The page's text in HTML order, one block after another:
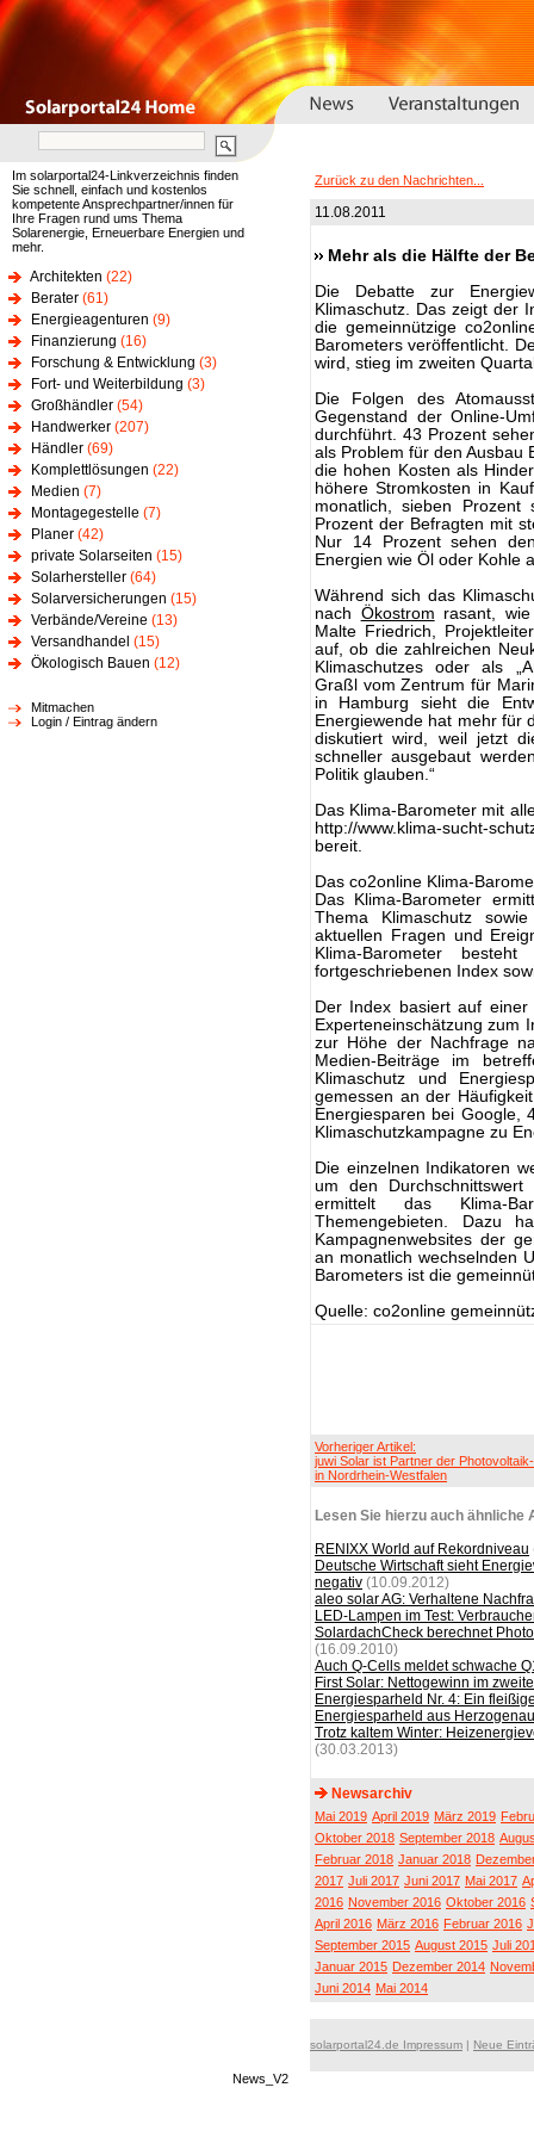
Im solarportal24-Linkverzeichnis finden
Sie schnell, einfach und kostenlos
kompetente Ansprechpartner/innen für
Ihre Fragen rund ums Thema
Solarenergie, Erneuerbare Energien und
mehr.
Architekten (22)
Berater (61)
Energieagenturen (9)
Finanzierung (16)
Forschung & Entwicklung (3)
Fort- und Weiterbildung (3)
Großhändler (54)
Handwerker (207)
Händler (69)
Komplettlösungen (22)
Medien (7)
Montagegestelle (7)
Planer (42)
private Solarseiten (15)
Solarhersteller (64)
Solarversicherungen (15)
Verbände/Vereine (13)
Versandhandel (15)
Ökologisch Bauen (12)
Mitmachen
Login / Eintrag ändern
Zurück zu den Nachrichten...
11.08.2011
Mehr als die Hälfte der
Die Debatte zur
Klimaschutz. Das zeigt der
die gemeinnützige
Barometers veröffentlicht.
wird, stieg im zweiten
Die Folgen des
Gegenstand der Online-
durchführt. 43 Prozent
als Problem für den Ausbau
die hohen Kosten als
höhere Stromkosten in
monatlich, sieben
Prozent der Befragten mit
Nur 14 Prozent sehen
Energien wie Öl oder Kohle
Während sich das
nach Ökostrom rasant,
Malte Friedrich,
auf, ob die zahlreichen
Klimaschutzes oder als
Graßl vom Zentrum für
in Hamburg sieht die
Energiewende hat mehr für
diskutiert wird, weil jetzt
schneller ausgebaut
Politik glauben.“
Das Klima-Barometer mit
http://www.klima-sucht-
bereit.
Das co2online Klima-
Das Klima-Barometer
Thema Klimaschutz
aktuellen Fragen und
Klima-Barometer
fortgeschriebenen Index
Der Index basiert auf
Experteneinschätzung zum
zur Höhe der Nachfrage
Medien-Beiträge im
Klimaschutz und
gemessen an der
Energiesparen bei Google,
Klimaschutzkampagne zu
Die einzelnen Indikatoren
um den
ermittelt das Klima-
Themengebieten. Dazu
Kampagnenwebsites der
an monatlich wechselnden
Barometers ist die
Quelle: co2online
Vorheriger Artikel:
juwi Solar ist Partner der
in Nordrhein-Westfalen
Lesen Sie hierzu auch ähnliche
RENIXX World auf Rekordniveau
Deutsche Wirtschaft sieht
negativ (10.09.2012)
aleo solar AG: Verhaltene
LED-Lampen im Test:
SolardachCheck berechnet
(16.09.2010)
Auch Q-Cells meldet schwache
First Solar: Nettogewinn im
Energiesparheld Nr. 4: Ein
Energiesparheld aus
Trotz kaltem Winter:
(30.03.2013)
Newsarchiv
Mai 2019 April 2019 März 2019
Oktober 2018 September 2018
Februar 2018 Januar 2018
2017 Juli 2017 Juni 2017 Mai 2017
2016 November 2016 Oktober 2016
April 2016 März 2016 Februar 2016
September 2015 August 2015 Juli
Januar 2015 Dezember 2014
Juni 2014 Mai 2014
solarportal24.de Impressum | Neue
News_V2